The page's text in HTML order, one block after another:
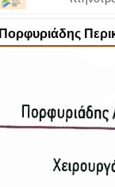
Πορφυριάδης